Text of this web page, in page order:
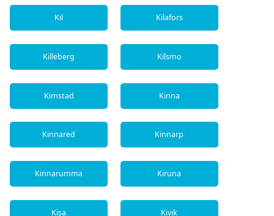
Kil Kilafors
Killeberg Kilsmo
Kimstad Kinna
Kinnared Kinnarp
Kinnarumma Kiruna
Kisa Kivik